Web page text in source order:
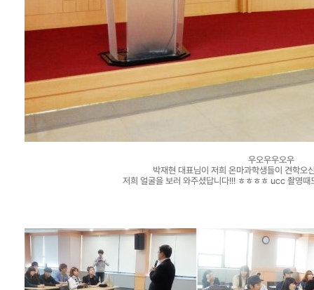
우오우우오우
박재현 대표님이 저희 온마과학생들이 견학오
저희 얼굴을 보러 와주셨답니다!!! ㅎㅎㅎㅎ ucc 촬영